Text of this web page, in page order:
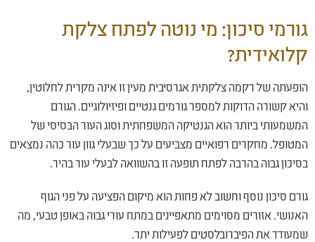
גורמי סיכון: מי נוטה לפתח צלקת
קלואידית?
הופעתה של רקמה צלקתית אגרסיבית מעין זו אינה מקרית לחלוטין,
והיא קשורה הדוקות למספר גורמים גנטיים ופיזיולוגיים. הגורם
המשמעותי ביותר הוא הגנטיקה המשפחתית וסוג העור הבסיסי של
המטופל. מחקרים רפואיים מצביעים על כך שבעלי גוון עור כהה נמצאים
בסיכון גבוה בהרבה לפתח תופעה זו בהשוואה לבעלי עור בהיר.
גורם סיכון נוסף וחשוב לא פחות הוא מיקום הפציעה על פני הגוף
האנושי. אזורים מסוימים מתאפיינים במתח עורי גבוה באופן טבעי, מה
שמעודד את הפיברובלסטים לפעילות יתר.